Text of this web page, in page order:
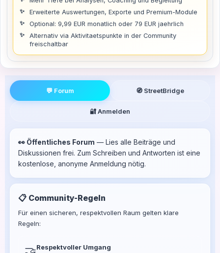
Erweiterte Auswertungen, Exporte und Premium-Module
Optional: 9,99 EUR monatlich oder 79 EUR jaehrlich
Alternativ via Aktivitaetspunkte in der Community
freischaltbar
💬 Forum 🧭 StreetBridge
🔐 Anmelden
👀 Öffentliches Forum — Lies alle Beiträge und
Diskussionen frei. Zum Schreiben und Antworten ist eine
kostenlose, anonyme Anmeldung nötig.
📋 Community-Regeln
Für einen sicheren, respektvollen Raum gelten klare
Regeln:
Respektvoller Umgang